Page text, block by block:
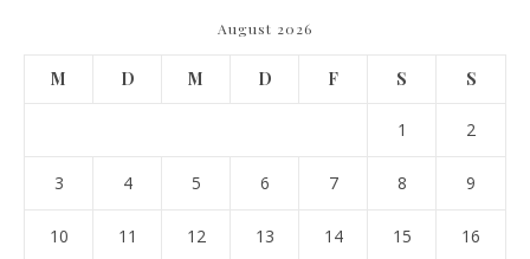
August 2026
M D M D F S S
1 2
3 4 5 6 7 8 9
10 11 12 13 14 15 16